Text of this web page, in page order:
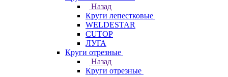
Назад
Круги лепестковые
WELDESTAR
CUTOP
ЛУГА
Круги отрезные
Назад
Круги отрезные